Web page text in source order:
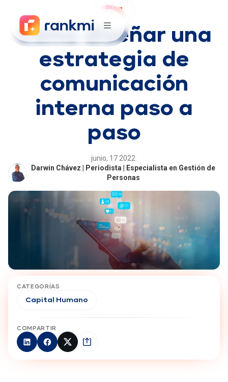
Blog
Cómo diseñar una
estrategia de
comunicación
interna paso a
paso
junio, 17 2022·
Darwin Chávez | Periodista | Especialista en Gestión de
Personas
CATEGORÍAS
Capital Humano
COMPARTIR